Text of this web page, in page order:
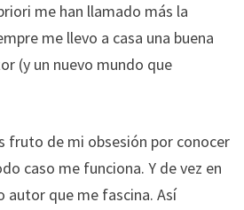
me han llamado más la
me llevo a casa una buena
(y un nuevo mundo que
fruto de mi obsesión por conocer
caso me funciona. Y de vez en
autor que me fascina. Así